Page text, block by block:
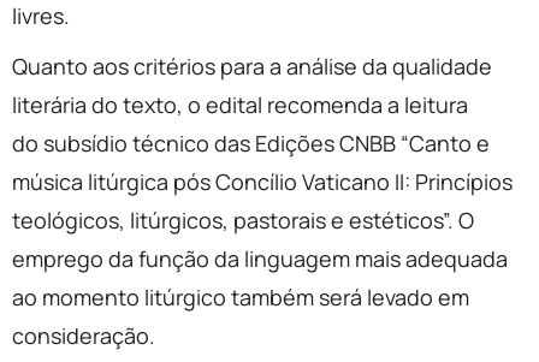
livres.
Quanto aos critérios para a análise da qualidade
literária do texto, o edital recomenda a leitura
do subsídio técnico das Edições CNBB “Canto e
música litúrgica pós Concílio Vaticano II: Princípios
teológicos, litúrgicos, pastorais e estéticos”. O
emprego da função da linguagem mais adequada
ao momento litúrgico também será levado em
consideração.